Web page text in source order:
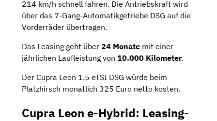
214 km/h schnell fahren. Die Antriebskraft wird
über das 7-Gang-Automatikgetriebe DSG auf die
Vorderräder übertragen.
Das Leasing geht über 24 Monate mit einer
jährlichen Laufleistung von 10.000 Kilometer.
Der Cupra Leon 1.5 eTSI DSG würde beim
Platzhirsch monatlich 325 Euro netto kosten.
Cupra Leon e-Hybrid: Leasing-